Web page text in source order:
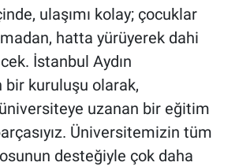
ulaşımı kolay; çocuklar
hatta yürüyerek dahi
İstanbul Aydın
bir kuruluşu olarak,
uzanan bir eğitim
Üniversitemizin tüm
desteğiyle çok daha